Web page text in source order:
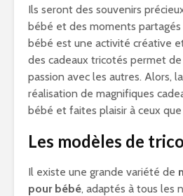
Ils seront des souvenirs
bébé et des moments partagés
bébé est une activité créative
des cadeaux tricotés permet
passion avec les autres. Alors,
réalisation de magnifiques
bébé et faites plaisir à ceux que
Les modèles de
Il existe une grande variété de
pour bébé, adaptés à tous les